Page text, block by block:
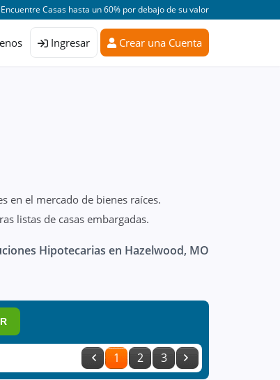
Encuentre Casas hasta un 60% por debajo de su valor
Ingresar Crear una Cuenta
en el mercado de bienes raíces.
listas de casas embargadas.
Hipotecarias en Hazelwood, MO
1 2 3